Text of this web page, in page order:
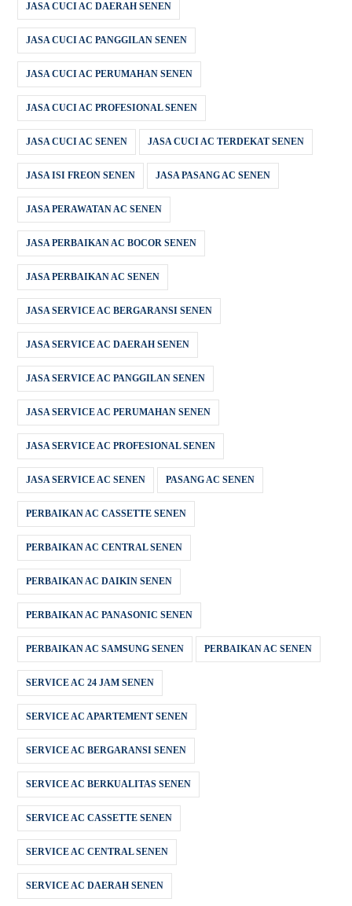
JASA CUCI AC DAERAH SENEN
JASA CUCI AC PANGGILAN SENEN
JASA CUCI AC PERUMAHAN SENEN
JASA CUCI AC PROFESIONAL SENEN
JASA CUCI AC SENEN JASA CUCI AC TERDEKAT SENEN
JASA ISI FREON SENEN JASA PASANG AC SENEN
JASA PERAWATAN AC SENEN
JASA PERBAIKAN AC BOCOR SENEN
JASA PERBAIKAN AC SENEN
JASA SERVICE AC BERGARANSI SENEN
JASA SERVICE AC DAERAH SENEN
JASA SERVICE AC PANGGILAN SENEN
JASA SERVICE AC PERUMAHAN SENEN
JASA SERVICE AC PROFESIONAL SENEN
JASA SERVICE AC SENEN PASANG AC SENEN
PERBAIKAN AC CASSETTE SENEN
PERBAIKAN AC CENTRAL SENEN
PERBAIKAN AC DAIKIN SENEN
PERBAIKAN AC PANASONIC SENEN
PERBAIKAN AC SAMSUNG SENEN PERBAIKAN AC SENEN
SERVICE AC 24 JAM SENEN
SERVICE AC APARTEMENT SENEN
SERVICE AC BERGARANSI SENEN
SERVICE AC BERKUALITAS SENEN
SERVICE AC CASSETTE SENEN
SERVICE AC CENTRAL SENEN
SERVICE AC DAERAH SENEN